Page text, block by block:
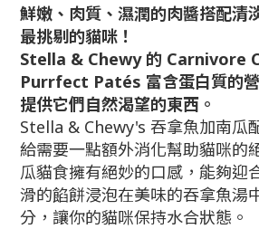
鮮嫩、肉質、濕潤的肉醬搭配清
最挑剔的貓咪！
Stella & Chewy 的 Carnivore
Purrfect Patés 富含蛋白質的
提供它們自然渴望的東西。
Stella & Chewy's 吞拿魚加南瓜
給需要一點額外消化幫助貓咪的
瓜貓食擁有絕妙的口感，能夠迎
滑的餡餅浸泡在美味的吞拿魚湯
分，讓你的貓咪保持水合狀態。